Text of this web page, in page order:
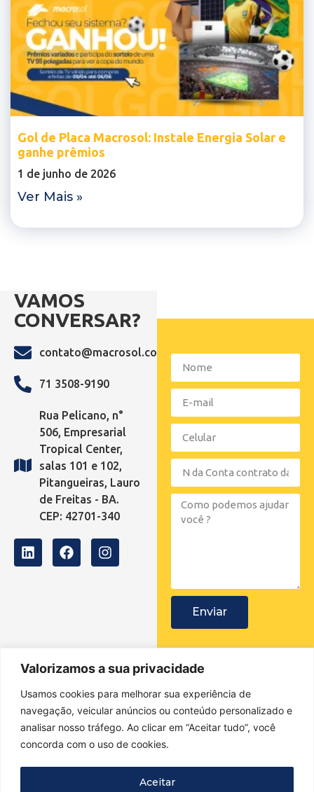
Valorizamos a sua privacidade
Usamos cookies para melhorar sua experiência de
navegação, veicular anúncios ou conteúdo personalizado e
analisar nosso tráfego. Ao clicar em “Aceitar tudo”, você
concorda com o uso de cookies.
Aceitar
Gol de Placa Macrosol: Instale Energia Solar e
ganhe prêmios
1 de junho de 2026
Ver Mais »
VAMOS
CONVERSAR?
contato@macrosol.com.br
71 3508-9190
Rua Pelicano, n°
506, Empresarial
Tropical Center,
salas 101 e 102,
Pitangueiras, Lauro
de Freitas - BA.
CEP: 42701-340
Enviar
+55 71 3508-9190
contato@macrosol.com.br
Rua Pelicano, n° 506, Empresarial Tropical Center, salas 101 e
Política de Privacidade